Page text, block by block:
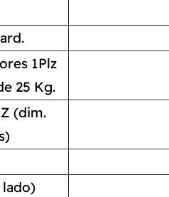
1Plz
25 Kg.
(dim.